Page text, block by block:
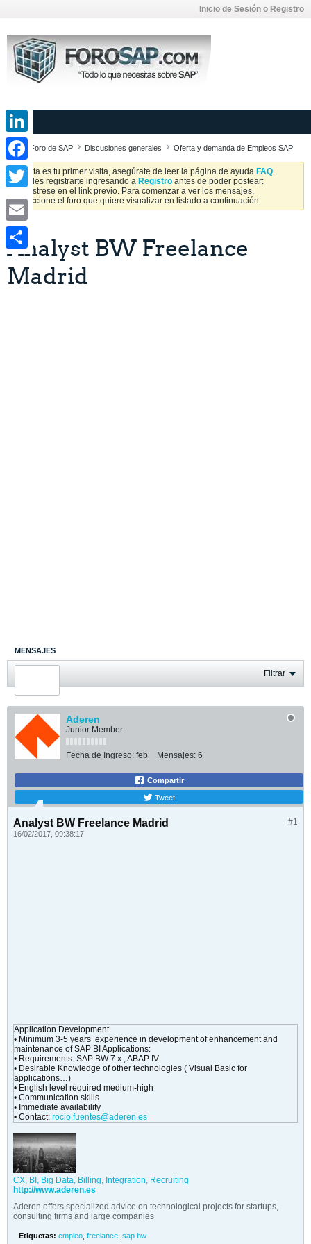
Inicio de Sesión o Registro
Foro de SAP Discusiones generales Oferta y demanda de Empleos SAP
Si esta es tu primer visita, asegúrate de leer la página de ayuda FAQ.
Puedes registrarte ingresando a Registro antes de poder postear:
Regístrese en el link previo. Para comenzar a ver los mensajes,
seleccione el foro que quiere visualizar en listado a continuación.
Analyst BW Freelance
Madrid
MENSAJES
ÚLTIMA ACTIVIDAD Filtrar
Aderen
Junior Member
Fecha de Ingreso: feb Mensajes: 6
Compartir
Tweet
#1
Analyst BW Freelance Madrid
16/02/2017, 09:38:17
Application Development
• Minimum 3-5 years’ experience in development of enhancement and
maintenance of SAP BI Applications:
• Requirements: SAP BW 7.x , ABAP IV
• Desirable Knowledge of other technologies ( Visual Basic for
applications…)
• English level required medium-high
• Communication skills
• Immediate availability
• Contact: rocio.fuentes@aderen.es
CX, BI, Big Data, Billing, Integration, Recruiting
http://www.aderen.es
Aderen offers specialized advice on technological projects for startups,
consulting firms and large companies
Etiquetas: empleo freelance sap bw
LinkedIn
Facebook
Twitter
Email